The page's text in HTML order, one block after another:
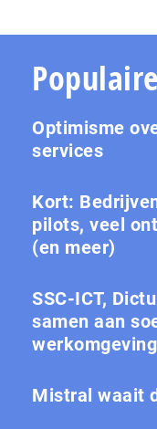
Optimisme
services
Kort:
pilots, veel
(en meer)
SSC-ICT,
samen aan
werkomgeving
Mistral waait